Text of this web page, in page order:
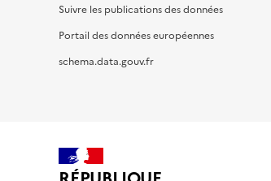
Suivre les publications des données
Portail des données européennes
schema.data.gouv.fr